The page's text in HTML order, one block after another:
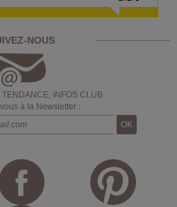
NOUS
INFOS CLUB
à la Newsletter :